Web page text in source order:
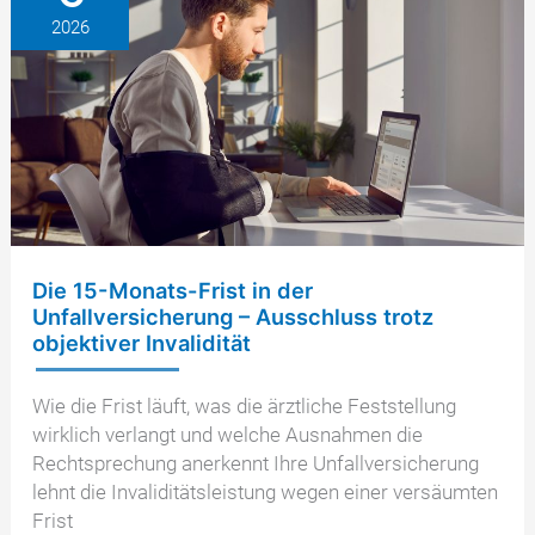
Unfall
2026
Die 15-Monats-Frist in der
Unfallversicherung – Ausschluss trotz
objektiver Invalidität
Wie die Frist läuft, was die ärztliche Feststellung
wirklich verlangt und welche Ausnahmen die
Rechtsprechung anerkennt Ihre Unfallversicherung
lehnt die Invaliditätsleistung wegen einer versäumten
Frist